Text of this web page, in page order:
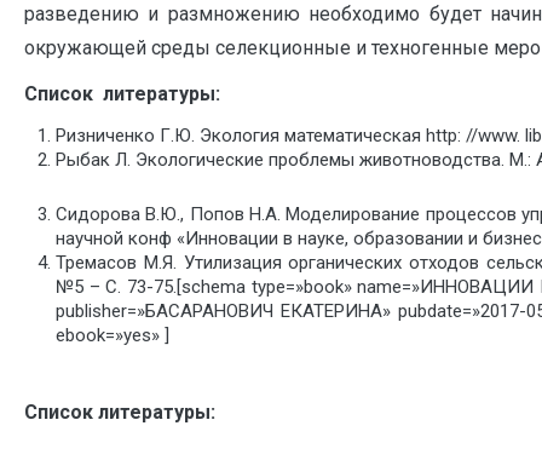
разведению и размножению необходимо будет
окружающей среды селекционные и техногенные
Список литературы:
Ризниченко Г.Ю. Экология математическая http: //www.
Рыбак Л. Экологические проблемы животноводства. М.:
Сидорова В.Ю., Попов Н.А. Моделирование процессов
научной конф «Инновации в науке, образовании и
Тремасов М.Я. Утилизация органических отходов
№5 – С. 73-75.[schema type=»book»
publisher=»БАСАРАНОВИЧ ЕКАТЕРИНА»
ebook=»yes» ]
Список литературы: